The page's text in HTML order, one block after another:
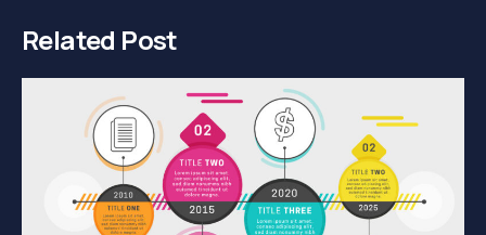
Related Post